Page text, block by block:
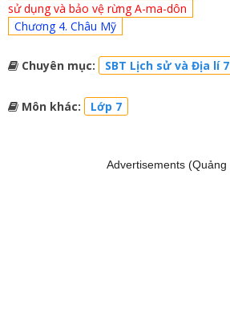
sử dụng và bảo vệ rừng A-ma-dôn
Chương 4. Châu Mỹ
Chuyên mục: SBT Lịch sử và Địa lí
Môn khác: Lớp 7
Advertisements (Quảng